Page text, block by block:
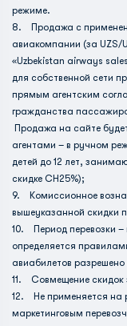
режиме.
8. Продажа с
авиакомпании (за UZS/
«Uzbekistan airways
для собственной сети
прямым агентским
гражданства
Продажа на сайте
агентами – в ручном
детей до 12 лет,
скидке CH25%);
9. Комиссионное
вышеуказанной скидки
10. Период перевозки –
определяется
авиабилетов
11. Совмещение скидок
12. Не применяется на
маркетинговым